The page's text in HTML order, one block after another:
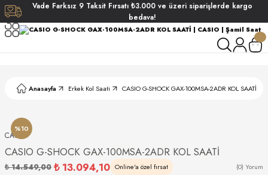
Vade Farksız 9 Taksit Fırsatı ₺3.000 ve üzeri siparişlerde kargo
bedava!
Anasayfa Erkek Kol Saati CASIO G-SHOCK GAX-100MSA-2ADR KOL SAATİ
%10
CASIO
CASIO G-SHOCK GAX-100MSA-2ADR KOL SAATİ
₺ 14.549,00 ₺ 13.094,10 Online'a özel fırsat (0) Yorum